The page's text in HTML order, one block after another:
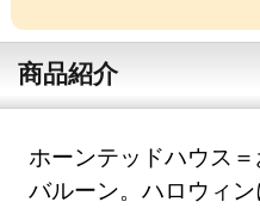
商品紹介
ホーンテッドハウス
バルーン。ハロウィン